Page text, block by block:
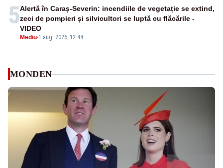
5
Mediu-1 aug. 2026, 12:44
Alertă în Caraș-Severin: incendiile de vegetație se extind,
zeci de pompieri și silvicultori se luptă cu flăcările -
VIDEO
MONDEN